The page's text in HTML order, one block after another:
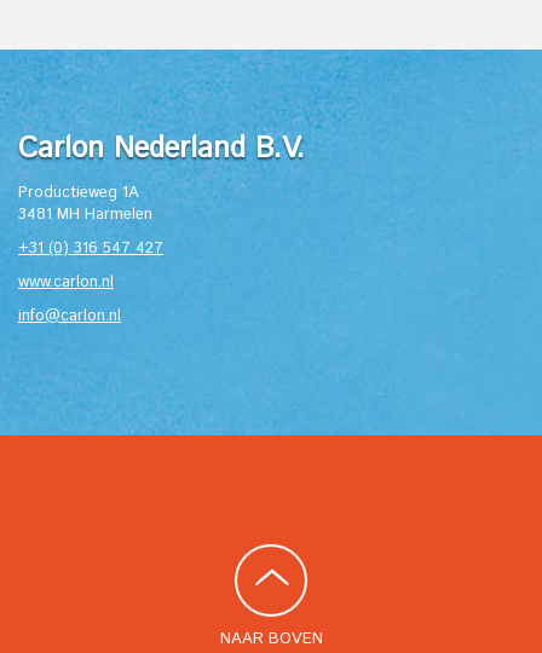
Carlon Nederland B.V.
Productieweg 1A
3481 MH Harmelen
+31 (0) 316 547 427
www.carlon.nl
info@carlon.nl
NAAR BOVEN